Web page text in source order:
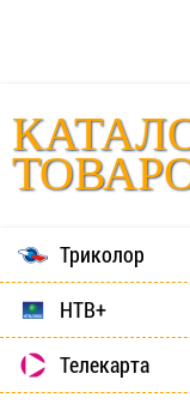
Триколор
НТВ+
Телекарта